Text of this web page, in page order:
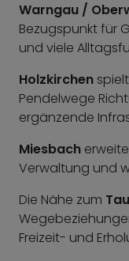
Warngau /
Bezugspunkt für
und viele
Holzkirchen
Pendelwege
ergänzende
Miesbach
Verwaltung und
Die Nähe zum
Freizeit- und